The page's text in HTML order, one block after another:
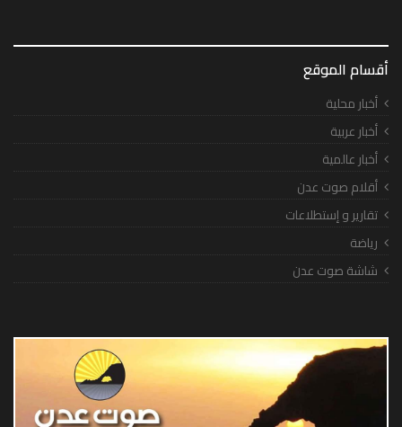
أقسام الموقع
أخبار محلية
أخبار عربية
أخبار عالمية
أقلام صوت عدن
تقارير و إستطلاعات
رياضة
شاشة صوت عدن